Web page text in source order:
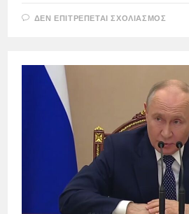
ΔΕΝ ΕΠΙΤΡΈΠΕΤΑΙ ΣΧΟΛΙΑΣΜΌΣ
ΠΙΟ
ΤΟΥ